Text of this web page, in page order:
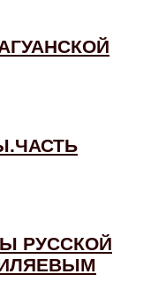
РУССКОЙ